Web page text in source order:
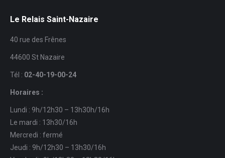
Le Relais Saint-Nazaire
40 rue des Frênes
44600 St Nazaire
Tél : 02-40-19-00-24
Horaires :
Lundi : 9h/12h30 – 13h30h/16h
Le mardi : 13h30/16h
Mercredi : fermé
Jeudi : 9h/12h30 – 13h30/16h